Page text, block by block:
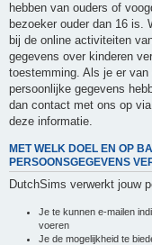
hebben van ouders of
bezoeker ouder dan 16 is.
bij de online activiteiten
gegevens over kinderen
toestemming. Als je er
persoonlijke gegevens
dan contact met ons op via
deze informatie.
MET WELK DOEL EN OP
PERSOONSGEGEVENS
DutchSims verwerkt jouw
Je te kunnen e-mailen
voeren
Je de mogelijkheid te